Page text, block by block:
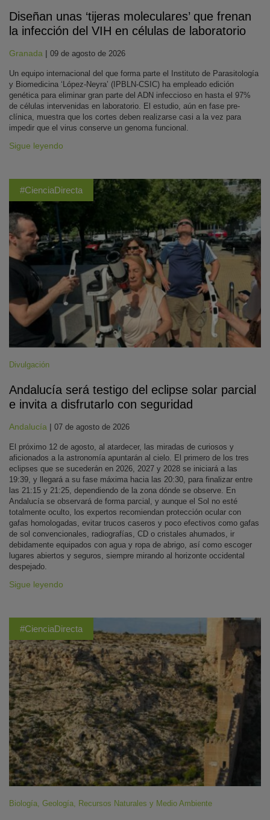
Diseñan unas ‘tijeras moleculares’ que frenan
la infección del VIH en células de laboratorio
Granada | 09 de agosto de 2026
Un equipo internacional del que forma parte el Instituto de Parasitología
y Biomedicina ‘López-Neyra’ (IPBLN-CSIC) ha empleado edición
genética para eliminar gran parte del ADN infeccioso en hasta el 97%
de células intervenidas en laboratorio. El estudio, aún en fase pre-
clínica, muestra que los cortes deben realizarse casi a la vez para
impedir que el virus conserve un genoma funcional.
Sigue leyendo
#CienciaDirecta
Divulgación
Andalucía será testigo del eclipse solar parcial
e invita a disfrutarlo con seguridad
Andalucía | 07 de agosto de 2026
El próximo 12 de agosto, al atardecer, las miradas de curiosos y
aficionados a la astronomía apuntarán al cielo. El primero de los tres
eclipses que se sucederán en 2026, 2027 y 2028 se iniciará a las
19:39, y llegará a su fase máxima hacia las 20:30, para finalizar entre
las 21:15 y 21:25, dependiendo de la zona dónde se observe. En
Andalucía se observará de forma parcial, y aunque el Sol no esté
totalmente oculto, los expertos recomiendan protección ocular con
gafas homologadas, evitar trucos caseros y poco efectivos como gafas
de sol convencionales, radiografías, CD o cristales ahumados, ir
debidamente equipados con agua y ropa de abrigo, así como escoger
lugares abiertos y seguros, siempre mirando al horizonte occidental
despejado.
Sigue leyendo
#CienciaDirecta
Biología Geología Recursos Naturales y Medio Ambiente